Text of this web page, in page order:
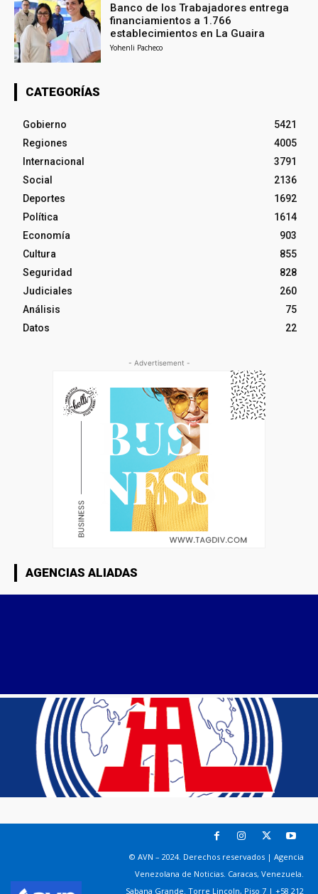
Banco de los Trabajadores entrega
financiamientos a 1.766
establecimientos en La Guaira
Yohenli Pacheco
CATEGORÍAS
Gobierno
5421
Regiones
4005
Internacional
3791
Social
2136
Deportes
1692
Política
1614
Economía
903
Cultura
855
Seguridad
828
Judiciales
260
Análisis
75
Datos
22
- Advertisement -
AGENCIAS ALIADAS
© AVN – 2024. Derechos reservados | Agencia
Venezolana de Noticias. Caracas, Venezuela.
Sabana Grande. Torre Lincoln, Piso 7 | +58 212